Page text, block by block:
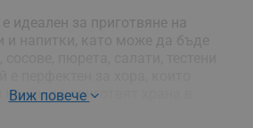
идеален за приготвяне на
начин да приготвят храна в
Виж повече